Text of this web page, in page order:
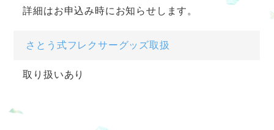
詳細はお申込み時にお知らせします。
さとう式フレクサーグッズ取扱
取り扱いあり